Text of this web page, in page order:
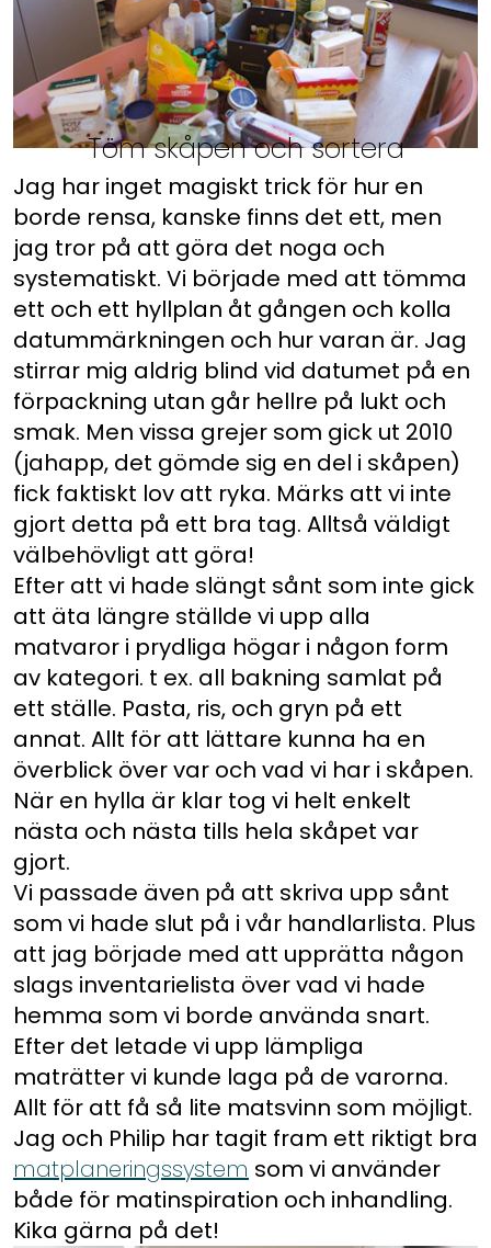
Töm skåpen och sortera
Jag har inget magiskt trick för hur en
borde rensa, kanske finns det ett, men
jag tror på att göra det noga och
systematiskt. Vi började med att tömma
ett och ett hyllplan åt gången och kolla
datummärkningen och hur varan är. Jag
stirrar mig aldrig blind vid datumet på en
förpackning utan går hellre på lukt och
smak. Men vissa grejer som gick ut 2010
(jahapp, det gömde sig en del i skåpen)
fick faktiskt lov att ryka. Märks att vi inte
gjort detta på ett bra tag. Alltså väldigt
välbehövligt att göra!
Efter att vi hade slängt sånt som inte gick
att äta längre ställde vi upp alla
matvaror i prydliga högar i någon form
av kategori. t ex. all bakning samlat på
ett ställe. Pasta, ris, och gryn på ett
annat. Allt för att lättare kunna ha en
överblick över var och vad vi har i skåpen.
När en hylla är klar tog vi helt enkelt
nästa och nästa tills hela skåpet var
gjort.
Vi passade även på att skriva upp sånt
som vi hade slut på i vår handlarlista. Plus
att jag började med att upprätta någon
slags inventarielista över vad vi hade
hemma som vi borde använda snart.
Efter det letade vi upp lämpliga
maträtter vi kunde laga på de varorna.
Allt för att få så lite matsvinn som möjligt.
Jag och Philip har tagit fram ett riktigt bra
matplaneringssystem som vi använder
både för matinspiration och inhandling.
Kika gärna på det!